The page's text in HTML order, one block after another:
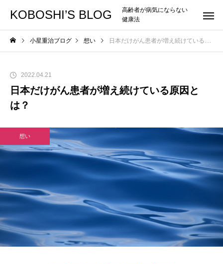
KOBOSHI’S BLOG
高齢者が病気にならない
健康法
小星重治ブログ 想い 日本だけがん患者が増え続けている原因とは？
2022.04.21
日本だけがん患者が増え続けている原因と
は？
想い